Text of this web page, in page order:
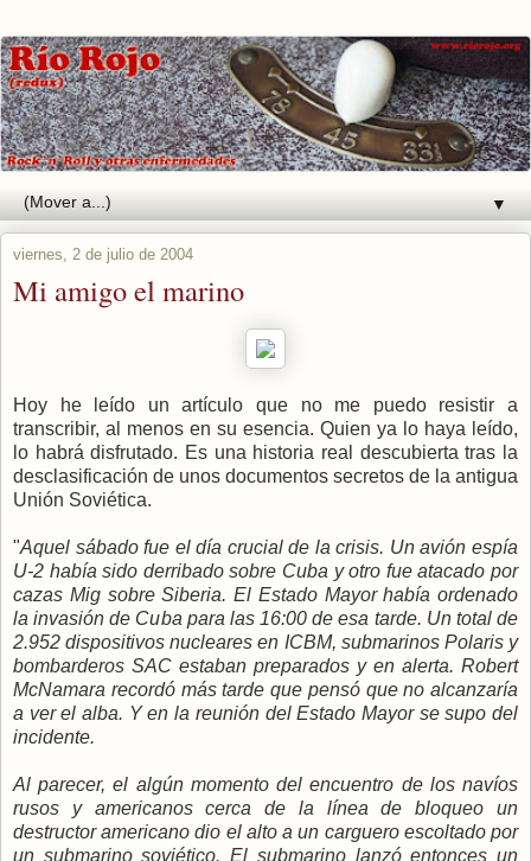
▼
viernes, 2 de julio de 2004
Mi amigo el marino
Hoy he leído un artículo que no me puedo resistir a
transcribir, al menos en su esencia. Quien ya lo haya leído,
lo habrá disfrutado. Es una historia real descubierta tras la
desclasificación de unos documentos secretos de la antigua
Unión Soviética.
"Aquel sábado fue el día crucial de la crisis. Un avión espía
U-2 había sido derribado sobre Cuba y otro fue atacado por
cazas Mig sobre Siberia. El Estado Mayor había ordenado
la invasión de Cuba para las 16:00 de esa tarde. Un total de
2.952 dispositivos nucleares en ICBM, submarinos Polaris y
bombarderos SAC estaban preparados y en alerta. Robert
McNamara recordó más tarde que pensó que no alcanzaría
a ver el alba. Y en la reunión del Estado Mayor se supo del
incidente.
Al parecer, el algún momento del encuentro de los navíos
rusos y americanos cerca de la línea de bloqueo un
destructor americano dio el alto a un carguero escoltado por
un submarino soviético. El submarino lanzó entonces un